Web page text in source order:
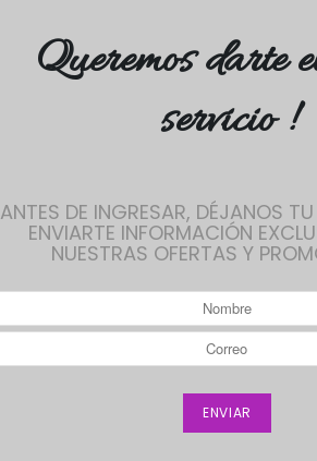
Alquiler De Individuales
Alquiler de Baja Platos Plateados
Queremos darte
servicio !
ANTES DE INGRESAR, DÉJANOS
ENVIARTE INFORMACIÓN
NUESTRAS OFERTAS Y